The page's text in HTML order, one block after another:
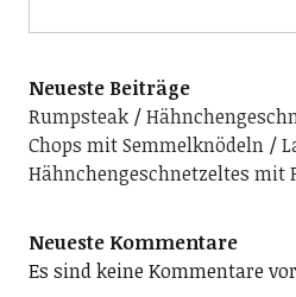
Neueste Beiträge
Rumpsteak
Chops mit Semmelknödeln
Hähnchengeschnetzeltes mit
Neueste Kommentare
Es sind keine Kommentare